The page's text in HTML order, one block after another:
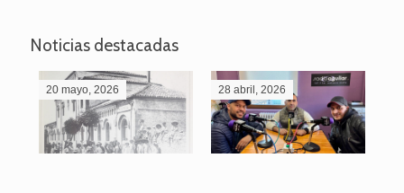
Noticias destacadas
20 mayo, 2026 28 abril, 2026